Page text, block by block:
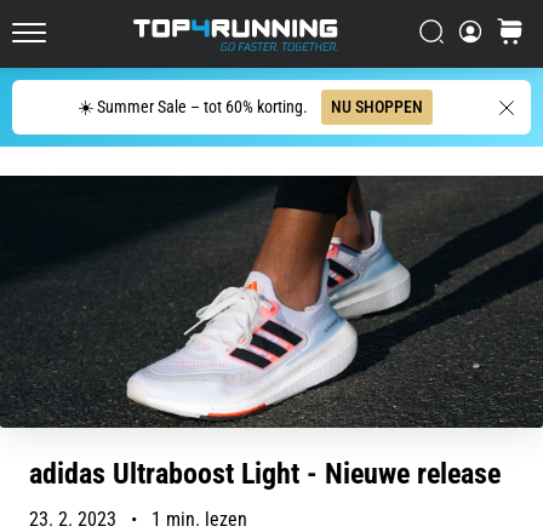
☀️ Summer Sale – tot 60% korting. NU SHOPPEN
Zoeken op
Zoeken
schoenen
met
demping
de
weg
5. 8. 2026
•
6 min. lezen
Meest
oorzaken
van
adidas Ultraboost Light - Nieuwe release
23. 2. 2023 • 1 min. lezen